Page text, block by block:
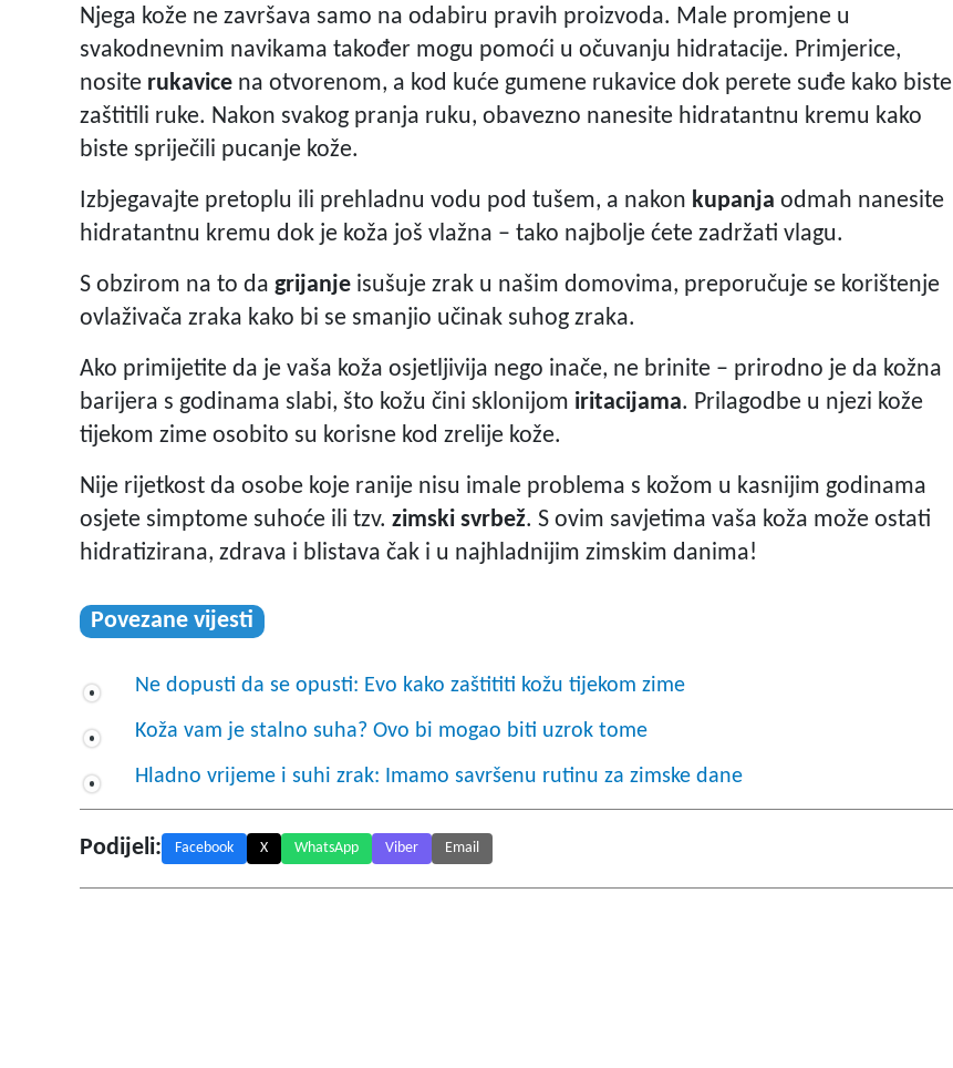
Njega kože ne završava samo na odabiru pravih proizvoda. Male promjene u
svakodnevnim navikama također mogu pomoći u očuvanju hidratacije. Primjerice,
nosite rukavice na otvorenom, a kod kuće gumene rukavice dok perete suđe kako biste
zaštitili ruke. Nakon svakog pranja ruku, obavezno nanesite hidratantnu kremu kako
biste spriječili pucanje kože.
Izbjegavajte pretoplu ili prehladnu vodu pod tušem, a nakon kupanja odmah nanesite
hidratantnu kremu dok je koža još vlažna – tako najbolje ćete zadržati vlagu.
S obzirom na to da grijanje isušuje zrak u našim domovima, preporučuje se korištenje
ovlaživača zraka kako bi se smanjio učinak suhog zraka.
Ako primijetite da je vaša koža osjetljivija nego inače, ne brinite – prirodno je da kožna
barijera s godinama slabi, što kožu čini sklonijom iritacijama. Prilagodbe u njezi kože
tijekom zime osobito su korisne kod zrelije kože.
Nije rijetkost da osobe koje ranije nisu imale problema s kožom u kasnijim godinama
osjete simptome suhoće ili tzv. zimski svrbež. S ovim savjetima vaša koža može ostati
hidratizirana, zdrava i blistava čak i u najhladnijim zimskim danima!
Povezane vijesti
Ne dopusti da se opusti: Evo kako zaštititi kožu tijekom zime
Koža vam je stalno suha? Ovo bi mogao biti uzrok tome
Hladno vrijeme i suhi zrak: Imamo savršenu rutinu za zimske dane
Podijeli: Facebook X WhatsApp Viber Email